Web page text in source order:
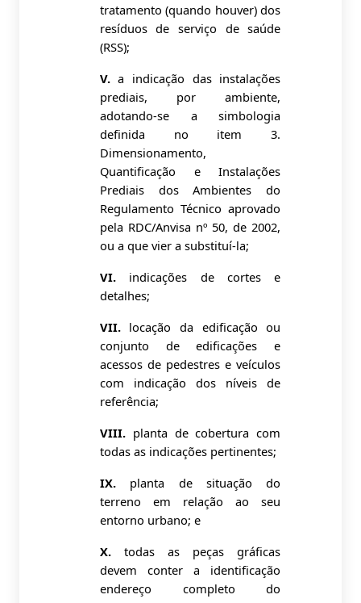
tratamento (quando houver) dos
resíduos de serviço de saúde
(RSS);
V.a indicação das instalações
prediais, por ambiente,
adotando-se a simbologia
definida no item 3.
Dimensionamento,
Quantificação e Instalações
Prediais dos Ambientes do
Regulamento Técnico aprovado
pela RDC/Anvisa nº 50, de 2002,
ou a que vier a substituí-la;
VI.indicações de cortes e
detalhes;
VII.locação da edificação ou
conjunto de edificações e
acessos de pedestres e veículos
com indicação dos níveis de
referência;
VIII.planta de cobertura com
todas as indicações pertinentes;
IX.planta de situação do
terreno em relação ao seu
entorno urbano; e
X.todas as peças gráficas
devem conter a identificação
endereço completo do